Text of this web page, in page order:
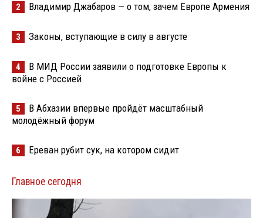
2 Владимир Джабаров — о том, зачем Европе Армения
3 Законы, вступающие в силу в августе
4
В МИД России заявили о подготовке Европы к
войне с Россией
5
В Абхазии впервые пройдёт масштабный
молодёжный форум
6 Ереван рубит сук, на котором сидит
Главное сегодня